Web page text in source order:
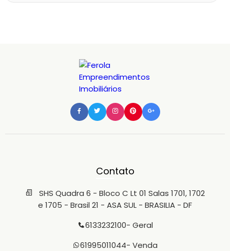
Contato
SHS Quadra 6 - Bloco C Lt 01 Salas 1701, 1702
e 1705 - Brasil 21 - ASA SUL - BRASILIA - DF
6133232100- Geral
61995011044- Venda